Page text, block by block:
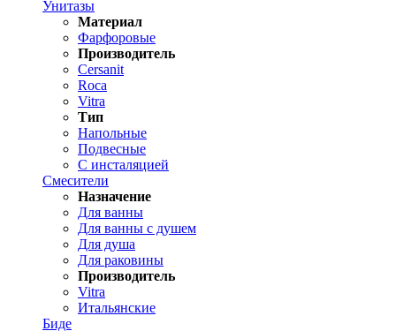
Унитазы
Материал
Фарфоровые
Производитель
Cersanit
Roca
Vitra
Тип
Напольные
Подвесные
С инсталяцией
Смесители
Назначение
Для ванны
Для ванны с душем
Для душа
Для раковины
Производитель
Vitra
Итальянские
Биде